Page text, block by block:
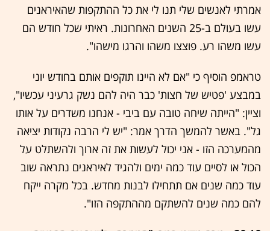
אמרתי לאנשים שלי תנו לי את כל ההתקפות שהאיראנים
עשו בעולם ב-25 השנים האחרונות. ראיתי שכל חודש הם
עשו משהו רע. פוצצו משהו והרגו מישהו".
טראמפ הוסיף כי "אם לא היינו תוקפים אותם בחודש יוני
במבצע 'פטיש של חצות' כבר היה להם נשק גרעיני עכשיו",
וציין: "הייתה שיחה טובה עם ביבי - אנחנו משדרים על אותו
גל". באשר להמשך הדרך אמר: "יש לי הרבה נקודות יציאה
מהמערכה הזו - אני יכול לעשות את זה ארוך ולהשתלט על
הכול או לסיים עוד כמה ימים ולהגיד לאיראנים נתראה שוב
עוד כמה שנים אם תתחילו לבנות מחדש. בכל מקרה ייקח
להם כמה שנים להשתקם מההתקפה הזו".